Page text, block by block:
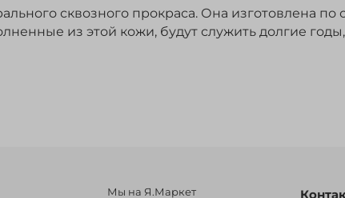
сквозного прокраса. Она изготовлена по
из этой кожи, будут служить долгие
Мы на Я.Маркет